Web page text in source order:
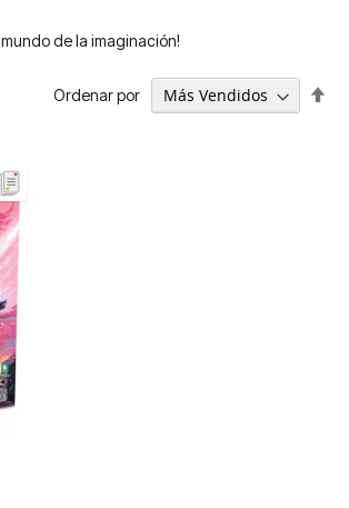
de la imaginación!
Ordenar por